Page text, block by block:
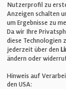
Impressum
Nutzerprofil zu
Anzeigen schalten
um Ergebnisse zu
Da wir Ihre
diese Technologien
jederzeit über den
ändern oder
Hinweis auf
den USA: